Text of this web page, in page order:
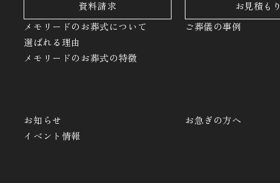
資料請求 お見積もり
メモリードのお葬式について
選ばれる理由
メモリードのお葬式の特徴
ご葬儀の事例
お知らせ
イベント情報
お急ぎの方へ